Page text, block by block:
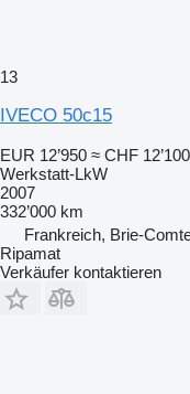
13
IVECO 50c15
EUR 12’950 ≈ CHF 12’100
Werkstatt-LkW
2007
332’000 km
Frankreich, Brie-
Ripamat
Verkäufer kontaktieren